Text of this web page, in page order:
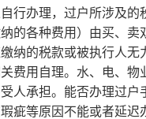
行办理，过户所涉及
的各种费用）由买、
纳的税款或被执行人
费用自理。水、电、
人承担。能否办理过
疵等原因不能或者延